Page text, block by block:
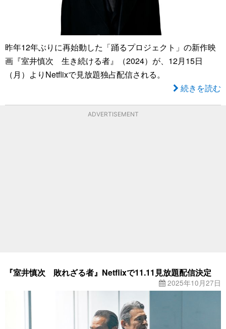
昨年12年ぶりに再始動した「踊るプロジェクト」の新作映
画『室井慎次 生き続ける者』（2024）が、12月15日
（月）よりNetflixで見放題独占配信される。
続きを読む
ADVERTISEMENT
『室井慎次 敗れざる者』Netflixで11.11見放題配信決定
2025年10月27日